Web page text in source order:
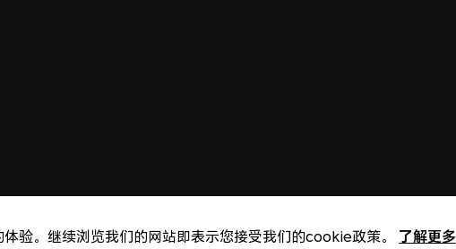
验。继续浏览我们的网站即表示您接受我们的cookie政策。 了解更多